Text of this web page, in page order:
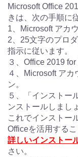
Microsoft Office
きは、次の手順に
1、Microsoft アカ
2、25文字のプロ
指示に従います。
３、Office 2019
４、Microsoft ア
ン。
５、「インストー
ンストールしまし
これでインストー
Officeを活用する
詳しいインストー
さい。